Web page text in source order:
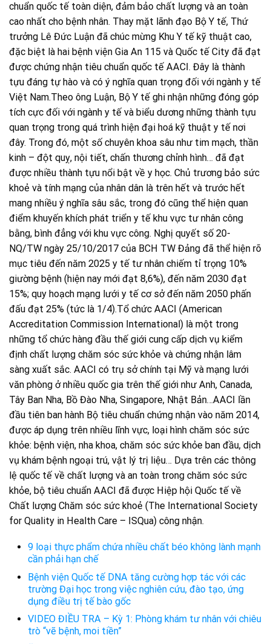
chuẩn quốc tế toàn diện, đảm bảo chất lượng và an toàn
cao nhất cho bệnh nhân. Thay mặt lãnh đạo Bộ Y tế, Thứ
trưởng Lê Đức Luận đã chúc mừng Khu Y tế kỹ thuật cao,
đặc biệt là hai bệnh viện Gia An 115 và Quốc tế City đã đạt
được chứng nhận tiêu chuẩn quốc tế AACI. Đây là thành
tựu đáng tự hào và có ý nghĩa quan trọng đối với ngành y tế
Việt Nam.Theo ông Luận, Bộ Y tế ghi nhận những đóng góp
tích cực đối với ngành y tế và biểu dương những thành tựu
quan trọng trong quá trình hiện đại hoá kỹ thuật y tế nơi
đây. Trong đó, một số chuyên khoa sâu như tim mạch, thần
kinh – đột quỵ, nội tiết, chấn thương chỉnh hình… đã đạt
được nhiều thành tựu nổi bật về y học. Chủ trương bảo sức
khoẻ và tính mạng của nhân dân là trên hết và trước hết
mang nhiều ý nghĩa sâu sắc, trong đó cũng thể hiện quan
điểm khuyến khích phát triển y tế khu vực tư nhân công
bằng, bình đẳng với khu vực công. Nghị quyết số 20-
NQ/TW ngày 25/10/2017 của BCH TW Đảng đã thể hiện rõ
mục tiêu đến năm 2025 y tế tư nhân chiếm tỉ trọng 10%
giường bệnh (hiện nay mới đạt 8,6%), đến năm 2030 đạt
15%; quy hoạch mạng lưới y tế cơ sở đến năm 2050 phấn
đấu đạt 25% (tức là 1/4).Tổ chức AACI (American
Accreditation Commission International) là một trong
những tổ chức hàng đầu thế giới cung cấp dịch vụ kiểm
định chất lượng chăm sóc sức khỏe và chứng nhận lâm
sàng xuất sắc. AACI có trụ sở chính tại Mỹ và mạng lưới
văn phòng ở nhiều quốc gia trên thế giới như Anh, Canada,
Tây Ban Nha, Bồ Đào Nha, Singapore, Nhật Bản…AACI lần
đầu tiên ban hành Bộ tiêu chuẩn chứng nhận vào năm 2014,
được áp dụng trên nhiều lĩnh vực, loại hình chăm sóc sức
khỏe: bệnh viện, nha khoa, chăm sóc sức khỏe ban đầu, dịch
vụ khám bệnh ngoại trú, vật lý trị liệu… Dựa trên các thông
lệ quốc tế về chất lượng và an toàn trong chăm sóc sức
khỏe, bộ tiêu chuẩn AACI đã được Hiệp hội Quốc tế về
Chất lượng Chăm sóc sức khoẻ (The International Society
for Quality in Health Care – ISQua) công nhận.
9 loại thực phẩm chứa nhiều chất béo không lành mạnh
cần phải hạn chế
Bệnh viện Quốc tế DNA tăng cường hợp tác với các
trường Đại học trong việc nghiên cứu, đào tạo, ứng
dụng điều trị tế bào gốc
VIDEO ĐIỀU TRA – Kỳ 1: Phòng khám tư nhân với chiêu
trò “vẽ bệnh, moi tiền”